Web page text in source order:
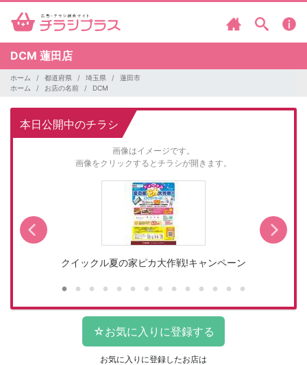
DCM 蓮田店
ホーム 都道府県 埼玉県
蓮田市
ホーム
お店の名前 DCM
本日公開中のチラシ
画像はイメージです。
画像をクリックするとチラシが開きます。
クイックル夏の家ピカ大作戦!キャンペーン
お気に入りに登録したお店は